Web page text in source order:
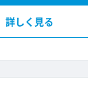
詳しく見る